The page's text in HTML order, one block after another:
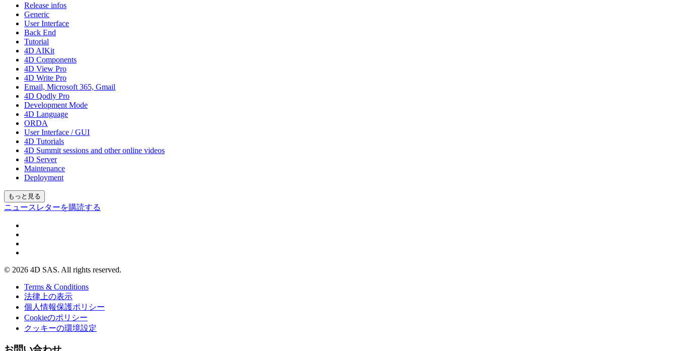
Release infos
Generic
User Interface
Back End
Tutorial
4D AIKit
4D Components
4D View Pro
4D Write Pro
Email, Microsoft 365, Gmail
4D Qodly Pro
Development Mode
4D Language
ORDA
User Interface / GUI
4D Tutorials
4D Summit sessions and other online videos
4D Server
Maintenance
Deployment
もっと見る
ニュースレターを購読する
© 2026 4D SAS. All rights reserved.
Terms & Conditions
法律上の表示
個人情報保護ポリシー
Cookieのポリシー
クッキーの環境設定